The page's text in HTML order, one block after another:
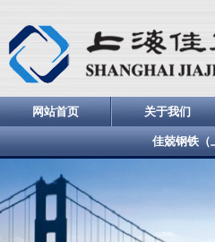
网站首页 关于我们
佳兢钢铁（